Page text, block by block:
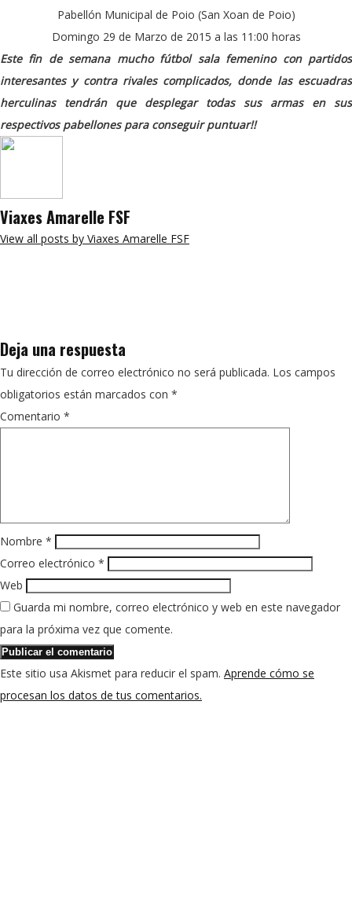
Pabellón Municipal de Poio (San Xoan de Poio)
Domingo 29 de Marzo de 2015 a las 11:00 horas
Este fin de semana mucho fútbol sala femenino con partidos
interesantes y contra rivales complicados, donde las escuadras
herculinas tendrán que desplegar todas sus armas en sus
respectivos pabellones para conseguir puntuar!!
Viaxes Amarelle FSF
View all posts by Viaxes Amarelle FSF
Deja una respuesta
Tu dirección de correo electrónico no será publicada. Los campos
obligatorios están marcados con *
Comentario *
Nombre *
Correo electrónico *
Web
Guarda mi nombre, correo electrónico y web en este navegador
para la próxima vez que comente.
Este sitio usa Akismet para reducir el spam. Aprende cómo se
procesan los datos de tus comentarios.